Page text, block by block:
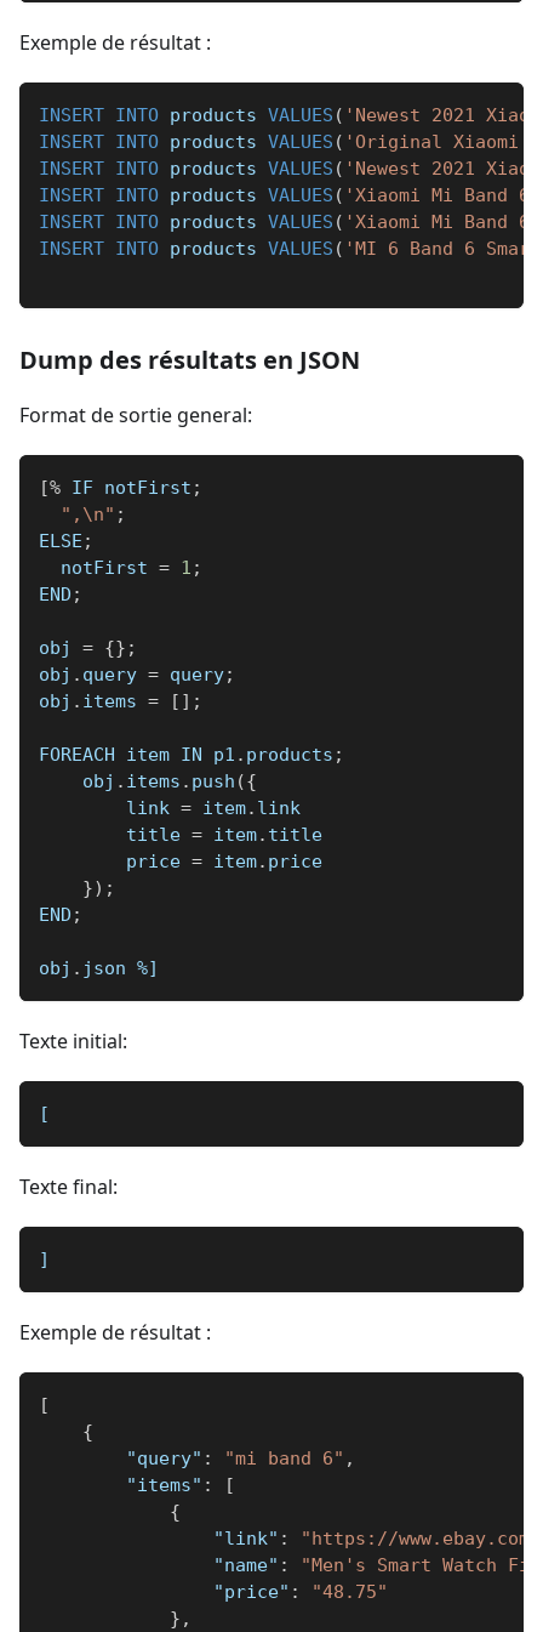
Exemple de résultat :
INSERT INTO products VALUES ( 'Newest 2021
INSERT INTO products VALUES ( 'Original Xiaomi
INSERT INTO products VALUES ( 'Newest 2021
INSERT INTO products VALUES ( 'Xiaomi Mi Band
INSERT INTO products VALUES ( 'Xiaomi Mi Band
INSERT INTO products VALUES ( 'MI 6 Band 6
Dump des résultats en JSON
Format de sortie general:
[% IF notFirst ;
",\n" ;
ELSE ;
  notFirst
= 1 ;
END ;
obj = {} ;
obj . query = query;
obj . items = [ ] ;
FOREACH item IN p1 . products ;
    obj
. items . push ({
        link
= item. link
        title
= item. title
        price
= item. price
}) ;
END ;
obj . json %]
Texte initial:
[
Texte final:
]
Exemple de résultat :
[
{
"query" : "mi band 6" ,
"items" :
[
{
"link" :
"https://
"name" :
"Men's Smart Watch
"price" :
"48.75"
} ,